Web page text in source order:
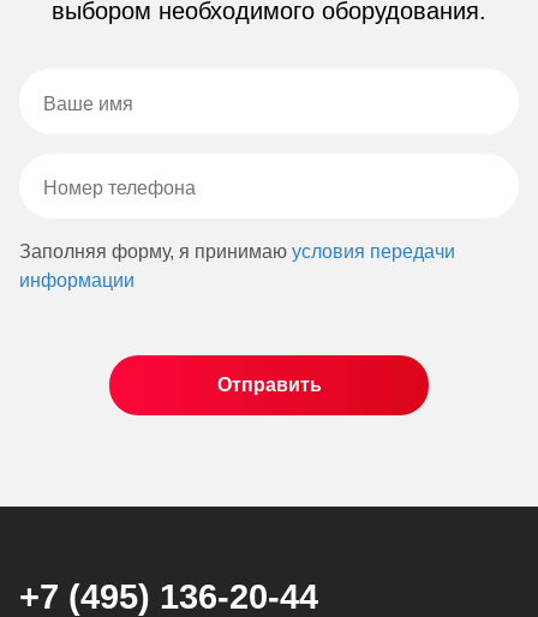
выбором необходимого оборудования.
Заполняя форму, я принимаю условия передачи
информации
+7 (495) 136-20-44